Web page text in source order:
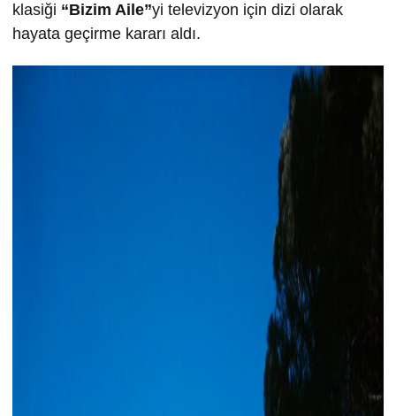
klasiği “Bizim Aile”yi televizyon için dizi olarak
hayata geçirme kararı aldı.